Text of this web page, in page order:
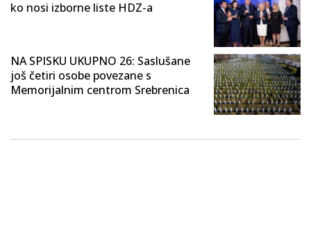
ko nosi izborne liste HDZ-a
NA SPISKU UKUPNO 26: Saslušane
još četiri osobe povezane s
Memorijalnim centrom Srebrenica